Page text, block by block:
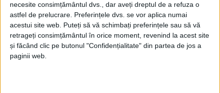
necesite consimțământul dvs., dar aveți dreptul de a refuza o
astfel de prelucrare. Preferințele dvs. se vor aplica numai
acestui site web. Puteți să vă schimbați preferințele sau să vă
retrageți consimțământul în orice moment, revenind la acest site
și făcând clic pe butonul "Confidențialitate" din partea de jos a
paginii web.
Ministrul a amintit și performanțele sportului
sucevean, arătînd că echipa națională de handbal
masculin de tineret, formată în majoritate din
jucători crescuți la Clubul Sportiv Universitar din
Suceava, s-a calificat anul trecut la Campionatul